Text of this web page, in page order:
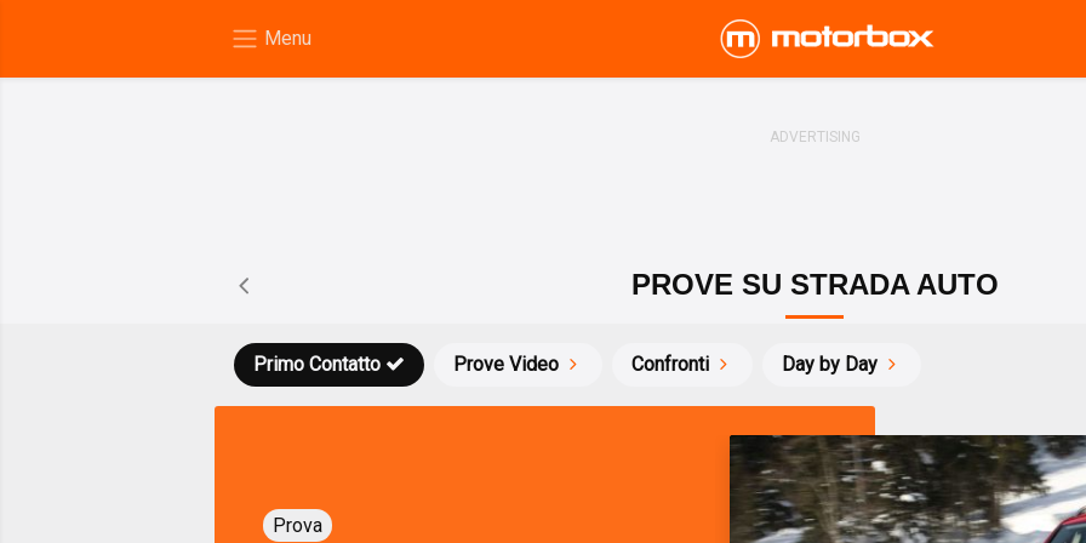
PROVE SU STRADA AUTO
Prove Video Confronti
Primo Contatto Day by Day
Prova